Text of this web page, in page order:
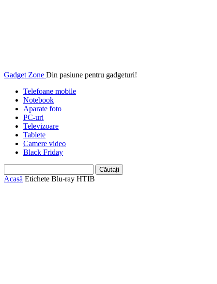
Gadget Zone Din pasiune pentru gadgeturi!
Telefoane mobile
Notebook
Aparate foto
PC-uri
Televizoare
Tablete
Camere video
Black Friday
Acasă Etichete Blu-ray HTIB